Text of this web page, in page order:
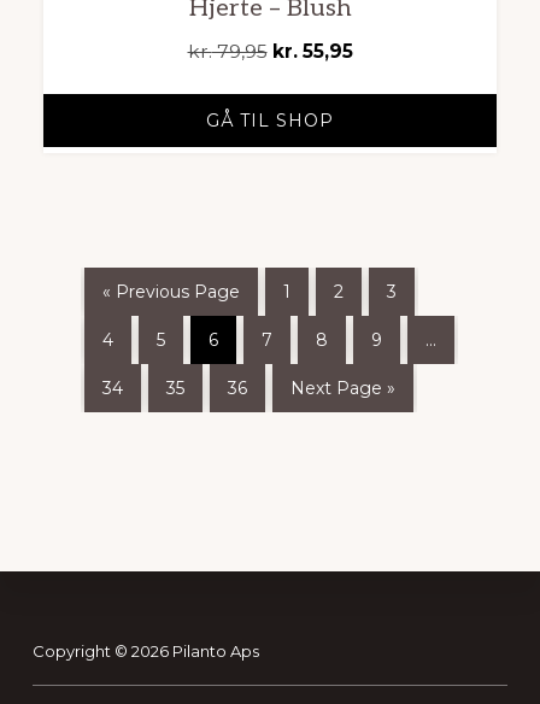
Hjerte – Blush
kr.79,95 Den
pris
var:
kr.55,95Den
er:
GÅ TIL SHOP
« Previous Page 1 2 3
4 5 6 7 8 9 …
34 35 36 Next Page »
Footer
Copyright © 2026 Pilanto Aps